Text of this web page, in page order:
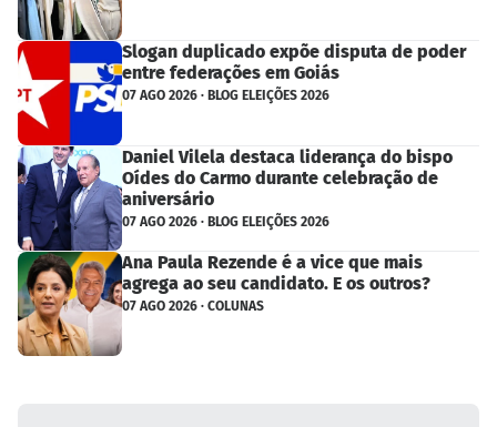
Slogan duplicado expõe disputa de poder
entre federações em Goiás
07 AGO 2026 · BLOG ELEIÇÕES 2026
Daniel Vilela destaca liderança do bispo
Oídes do Carmo durante celebração de
aniversário
07 AGO 2026 · BLOG ELEIÇÕES 2026
Ana Paula Rezende é a vice que mais
agrega ao seu candidato. E os outros?
07 AGO 2026 · COLUNAS